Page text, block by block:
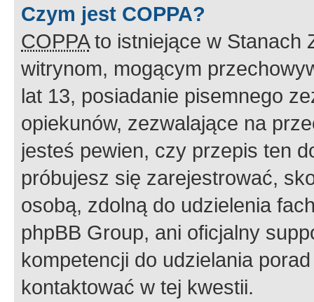
Czym jest COPPA?
COPPAto istniejące w Stanach
witrynom, mogącym
lat 13, posiadanie pisemnego
opiekunów, zezwalające na
jesteś pewien, czy przepis ten
próbujesz się zarejestrować,
osobą, zdolną do udzielenia
phpBB Group, ani oficjalny
kompetencji do udzielania
kontaktować w tej kwestii.